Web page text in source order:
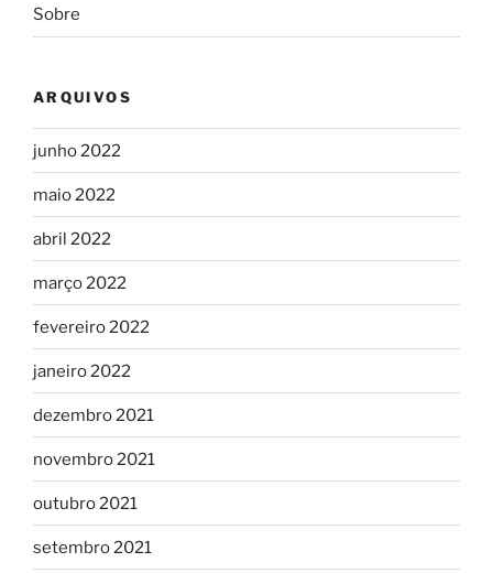
Sobre
ARQUIVOS
junho 2022
maio 2022
abril 2022
março 2022
fevereiro 2022
janeiro 2022
dezembro 2021
novembro 2021
outubro 2021
setembro 2021